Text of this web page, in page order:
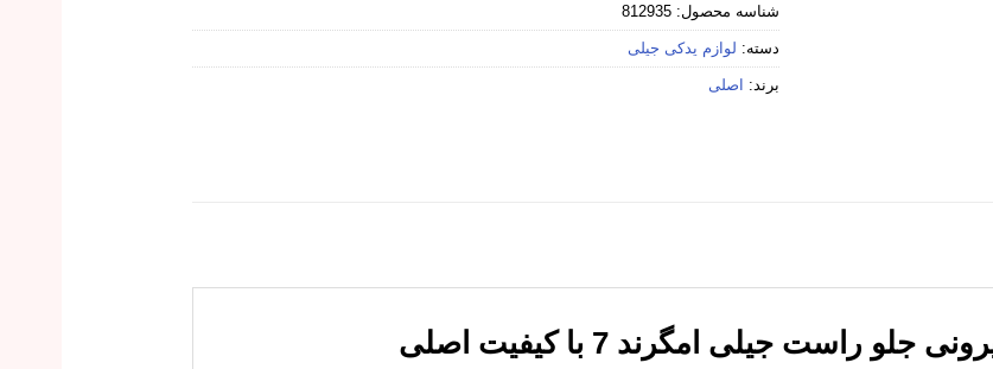
شناسه محصول: 812935
دسته: لوازم یدکی جیلی
برند: اصلی
راست جیلی امگرند 7 با کیفیت اصلی